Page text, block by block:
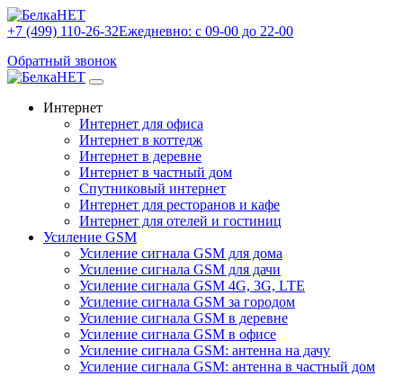
+7 (499) 110-26-32Ежедневно: с 09-00 до 22-00
Обратный звонок
Интернет
Интернет для офиса
Интернет в коттедж
Интернет в деревне
Интернет в частный дом
Спутниковый интернет
Интернет для ресторанов и кафе
Интернет для отелей и гостиниц
Усиление GSM
Усиление сигнала GSM для дома
Усиление сигнала GSM для дачи
Усиление сигнала GSM 4G, 3G, LTE
Усиление сигнала GSM за городом
Усиление сигнала GSM в деревне
Усиление сигнала GSM в офисе
Усиление сигнала GSM: антенна на дачу
Усиление сигнала GSM: антенна в частный дом